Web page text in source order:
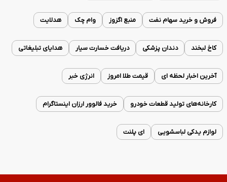
فروش و خرید سهام نفت منبع اگزوز وام چک هدلایت
کاخ لبخند دندان پزشکی دریافت خسارت سیار هدایای تبلیغاتی
آخرین اخبار لحظه ای قیمت طلا امروز انرژی خبر
کارخانه‌های تولید قطعات خودرو خرید فالوور ارزان اینستاگرام
لوازم یدکی لباسشویی ای پلنت